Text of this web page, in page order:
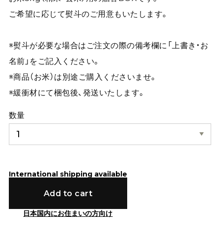
ご希望に応じて熨斗のご用意もいたします。
※熨斗が必要な場合はご注文の際の備考欄に「上書き・お
名前」をご記入ください。
※商品（お米）は別途ご購入くださいませ。
※緩衝材にて梱包後、発送いたします。
数量
International shipping available
Add to cart
日本国内にお住まいの方向け